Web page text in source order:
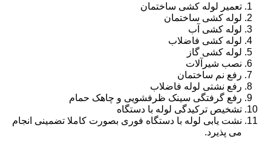
تعمیر لوله کشی ساختمان
لوله کشی ساختمان
لوله کشی آب
لوله کشی فاضلاب
لوله کشی گاز
نصب شیرآلات
رفع نم ساختمان
رفع نشتی لوله فاضلاب
رفع گرفتگی سینک ظرفشویی و چاهک حمام
تشخیص ترکیدگی لوله با دستگاه
نشت یابی لوله با دستگاه فوری بصورت کاملا تضمینی انجام
می پذیرد.